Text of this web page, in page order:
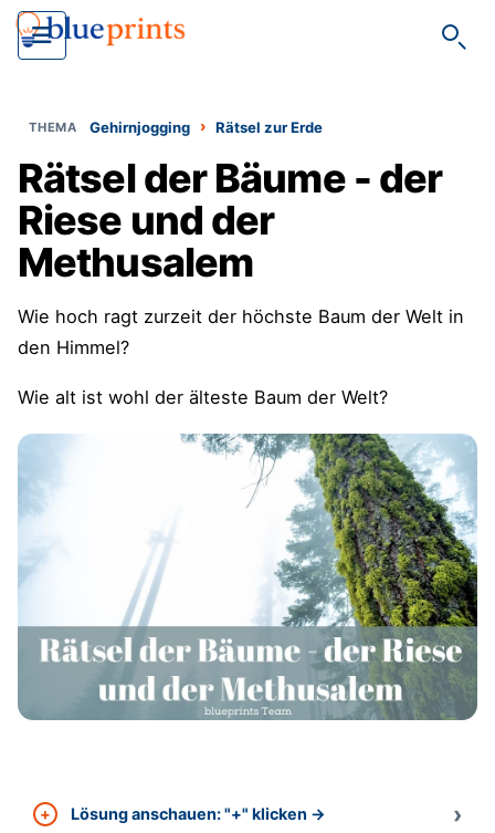
Gehirnjogging › Rätsel zur Erde
Rätsel der Bäume - der
Riese und der
Methusalem
Wie hoch ragt zurzeit der höchste Baum der Welt in
den Himmel?
Wie alt ist wohl der älteste Baum der Welt?
Lösung anschauen: "+" klicken →